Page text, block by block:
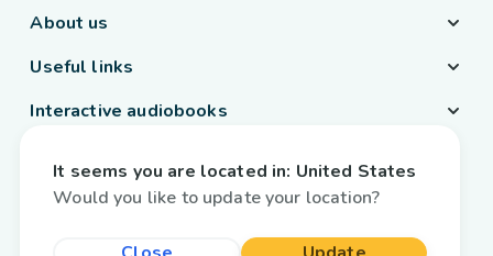
About us
Useful links
Interactive audiobooks
Belgium English
It seems you are located in: United States
Would you like to update your location?